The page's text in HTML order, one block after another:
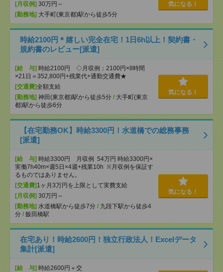
[月収例] 30万円～
[勤務地] 大手町(東京都)駅から徒歩5分
気になる！
時給2100円＊嬉しい完全在宅！1日6h以上！契約書・
規約書のレビュー[派遣]
[給 与] 時給2100円 ◇月収例：2100円×8時間
×21日＝352,800円+残業代+通勤交通費★
[交通費]全額支給
[勤務地] 神田(東京都)駅から徒歩5分 / 大手町(東京
都)駅から徒歩6分
気になる！
【在宅勤務OK】時給3300円！水道橋での総務事務
[派遣]
[給 与] 時給3300円 月収例 54万円 時給3300円×
実働7h40m×週5日×4週+残業10h ※月収例を保証す
るものではありません。
[交通費] 1ヶ月3万円を上限として実費支給
[月収例] 30万円～
[勤務地] 水道橋駅から徒歩7分 / 九段下駅から徒歩4
分 / 飯田橋駅
気になる！
在宅あり！時給2600円！独立行政法人！Excelデータ
集計[派遣]
[給 与] 時給2600円＋交